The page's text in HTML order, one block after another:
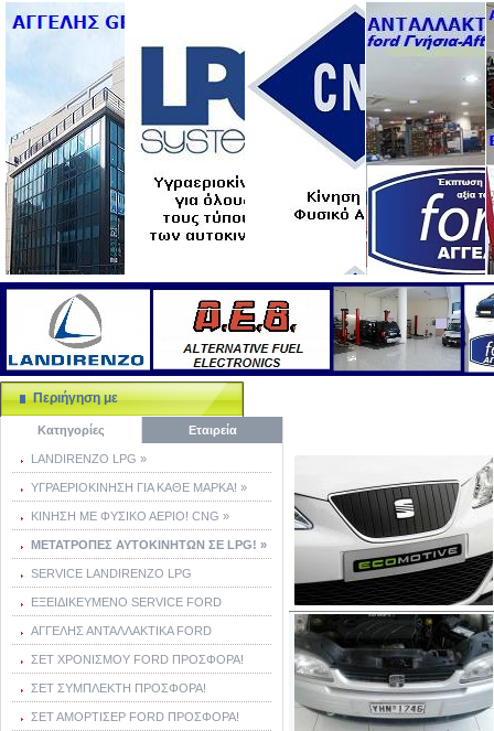
Περιήγηση με
Κατηγορίες Εταιρεία
LANDIRENZO LPG »
ΥΓΡΑΕΡΙΟΚΙΝΗΣΗ ΓΙΑ ΚΑΘΕ ΜΑΡΚΑ! »
ΚΙΝΗΣΗ ΜΕ ΦΥΣΙΚΟ ΑΕΡΙΟ! CNG »
ΜΕΤΑΤΡΟΠΕΣ ΑΥΤΟΚΙΝΗΤΩΝ ΣΕ LPG! »
SERVICE LANDIRENZO LPG
ΕΞΕΙΔΙΚΕΥΜΕΝΟ SERVICE FORD
ΑΓΓΕΛΗΣ ΑΝΤΑΛΛΑΚΤΙΚΑ FORD
ΣΕΤ ΧΡΟΝΙΣΜΟΥ FORD ΠΡΟΣΦΟΡΑ!
ΣΕΤ ΣΥΜΠΛΕΚΤΗ ΠΡΟΣΦΟΡΑ!
ΣΕΤ ΑΜΟΡΤΙΣΕΡ FORD ΠΡΟΣΦΟΡΑ!